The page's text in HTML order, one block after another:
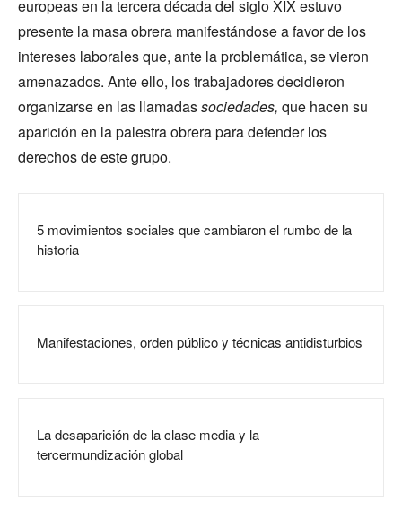
europeas en la tercera década del siglo XIX estuvo
presente la masa obrera manifestándose a favor de los
intereses laborales que, ante la problemática, se vieron
amenazados. Ante ello, los trabajadores decidieron
organizarse en las llamadassociedades, que hacen su
aparición en la palestra obrera para defender los
derechos de este grupo.
5 movimientos sociales que cambiaron el rumbo de la
historia
Manifestaciones, orden público y técnicas antidisturbios
La desaparición de la clase media y la
tercermundización global